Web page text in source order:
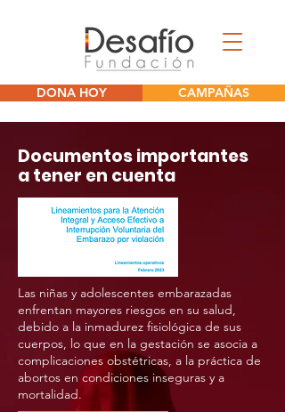
DONA HOY CAMPAÑAS
Documentos importantes
a tener en cuenta
Las niñas y adolescentes embarazadas
enfrentan mayores riesgos en su salud,
debido a la inmadurez fisiológica de sus
cuerpos, lo que en la gestación se asocia a
complicaciones obstétricas, a la práctica de
abortos en condiciones inseguras y a
mortalidad.